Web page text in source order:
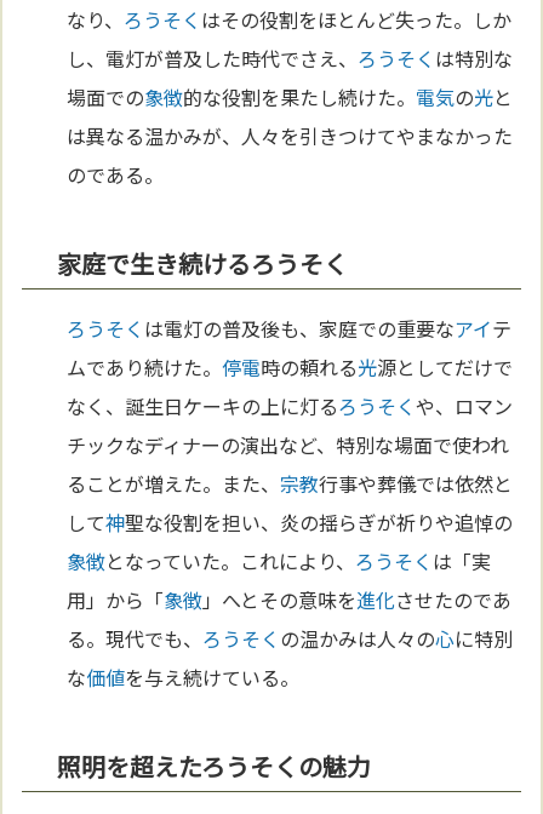
なり、 ろうそく はその役割をほとんど失った。しか
し、電灯が普及した時代でさえ、 ろうそく は特別な
場面での象徴的な役割を果たし続けた。 電気の光と
は異なる温かみが、人々を引きつけてやまなかった
のである。
家庭で生き続けるろうそく
ろうそく は電灯の普及後も、家庭での重要なアイテ
ムであり続けた。停電時の頼れる光源としてだけで
なく、誕生日ケーキの上に灯るろうそくや、ロマン
チックなディナーの演出など、特別な場面で使われ
ることが増えた。また、 宗教行事や葬儀では依然と
して神聖な役割を担い、炎の揺らぎが祈りや追悼の
象徴となっていた。これにより、 ろうそく は「実
用」から「象徴」へとその意味を進化させたのであ
る。現代でも、 ろうそく の温かみは人々の心に特別
な価値を与え続けている。
照明を超えたろうそくの魅力